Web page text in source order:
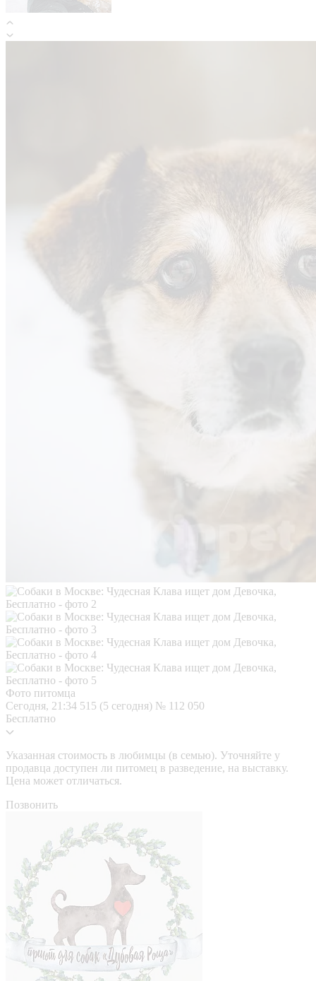
Фото питомца
Сегодня, 21:34 515 (5 сегодня) № 112 050
Бесплатно
Указанная стоимость в любимцы (в семью). Уточняйте у
продавца доступен ли питомец в разведение, на выставку.
Цена может отличаться.
Позвонить